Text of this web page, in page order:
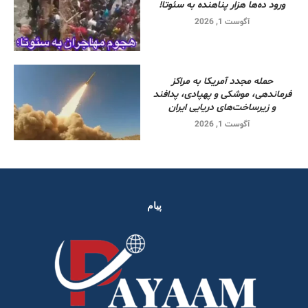
ورود ده‌ها هزار پناهنده به سئوتا!
آگوست 1, 2026
حمله مجدد آمریکا به مراکز
فرماندهی، موشکی و پهپادی، پدافند
و زیرساخت‌های دریایی ایران
آگوست 1, 2026
پیام